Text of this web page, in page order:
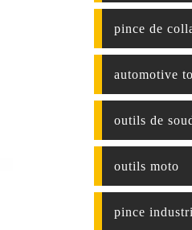
pince de
automotive
outils de
outils moto
pince